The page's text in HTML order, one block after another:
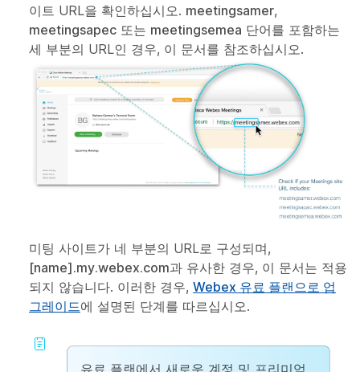
이트 URL을 확인하십시오. meetingsamer,
meetingsapec 또는 meetingsemea 단어를 포함하는
세 부분의 URL인 경우, 이 문서를 참조하십시오.
미팅 사이트가 네 부분의 URL로 구성되며,
[name].my.webex.com과 유사한 경우, 이 문서는 적용
되지 않습니다. 이러한 경우, Webex 유료 플랜으로 업
그레이드에 설명된 단계를 따르십시오.
유료 플랜에서 새로운 계정 및 프리미엄